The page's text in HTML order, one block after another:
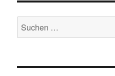
Suchen
nach: